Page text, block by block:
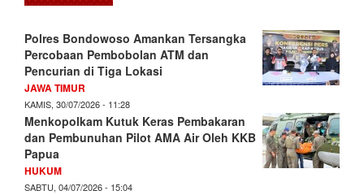
Polres Bondowoso Amankan Tersangka
Percobaan Pembobolan ATM dan
Pencurian di Tiga Lokasi
JAWA TIMUR
KAMIS, 30/07/2026 - 11:28
Menkopolkam Kutuk Keras Pembakaran
dan Pembunuhan Pilot AMA Air Oleh KKB
Papua
HUKUM
SABTU, 04/07/2026 - 15:04